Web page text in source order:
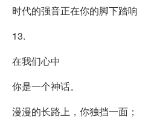
时代的强音正在你的脚下踏响
13.
在我们心中
你是一个神话。
漫漫的长路上，你独挡一面；